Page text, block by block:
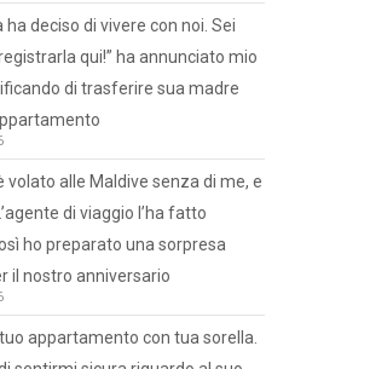
ha deciso di vivere con noi. Sei
qui!” ha annunciato mio
di trasferire sua madre
volato alle Maldive senza di me, e
di viaggio l’ha fatto
ho preparato una sorpresa
il nostro anniversario
appartamento con tua sorella.